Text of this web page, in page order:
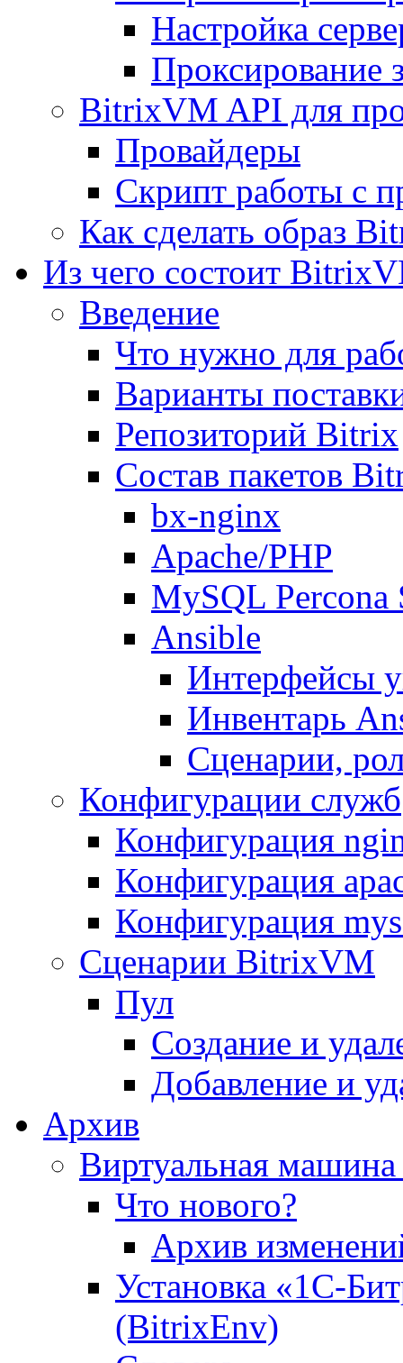
Настройка
Проксирование
BitrixVM API для
Провайдеры
Скрипт работы с
Как сделать образ
Из чего состоит
Введение
Что нужно для
Варианты
Репозиторий Bitrix
Состав пакетов
bx-nginx
Apache/PHP
MySQL Percona
Ansible
Интерфейсы
Инвентарь
Сценарии,
Конфигурации служб
Конфигурация
Конфигурация
Конфигурация
Сценарии BitrixVM
Пул
Создание и
Добавление и
Архив
Виртуальная
Что нового?
Архив
Установка «1С-
(BitrixEnv)